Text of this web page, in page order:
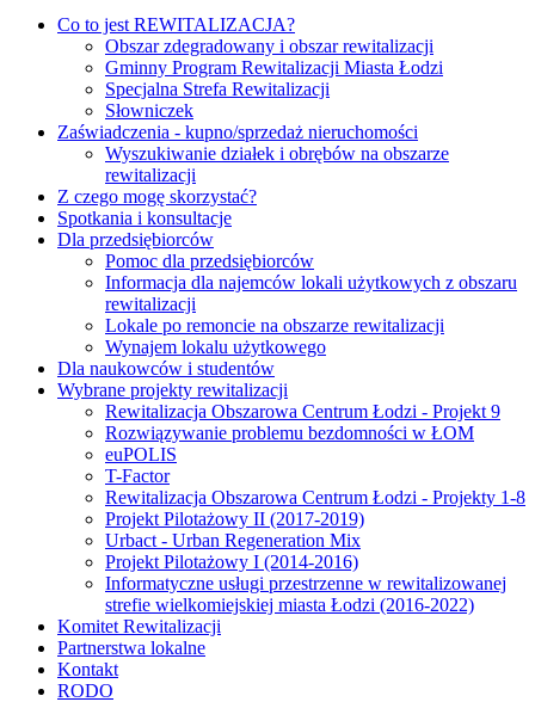
Co to jest REWITALIZACJA?
Obszar zdegradowany i obszar rewitalizacji
Gminny Program Rewitalizacji Miasta Łodzi
Specjalna Strefa Rewitalizacji
Słowniczek
Zaświadczenia - kupno/sprzedaż nieruchomości
Wyszukiwanie działek i obrębów na obszarze
rewitalizacji
Z czego mogę skorzystać?
Spotkania i konsultacje
Dla przedsiębiorców
Pomoc dla przedsiębiorców
Informacja dla najemców lokali użytkowych z obszaru
rewitalizacji
Lokale po remoncie na obszarze rewitalizacji
Wynajem lokalu użytkowego
Dla naukowców i studentów
Wybrane projekty rewitalizacji
Rewitalizacja Obszarowa Centrum Łodzi - Projekt 9
Rozwiązywanie problemu bezdomności w ŁOM
euPOLIS
T-Factor
Rewitalizacja Obszarowa Centrum Łodzi - Projekty 1-8
Projekt Pilotażowy II (2017-2019)
Urbact - Urban Regeneration Mix
Projekt Pilotażowy I (2014-2016)
Informatyczne usługi przestrzenne w rewitalizowanej
strefie wielkomiejskiej miasta Łodzi (2016-2022)
Komitet Rewitalizacji
Partnerstwa lokalne
Kontakt
RODO